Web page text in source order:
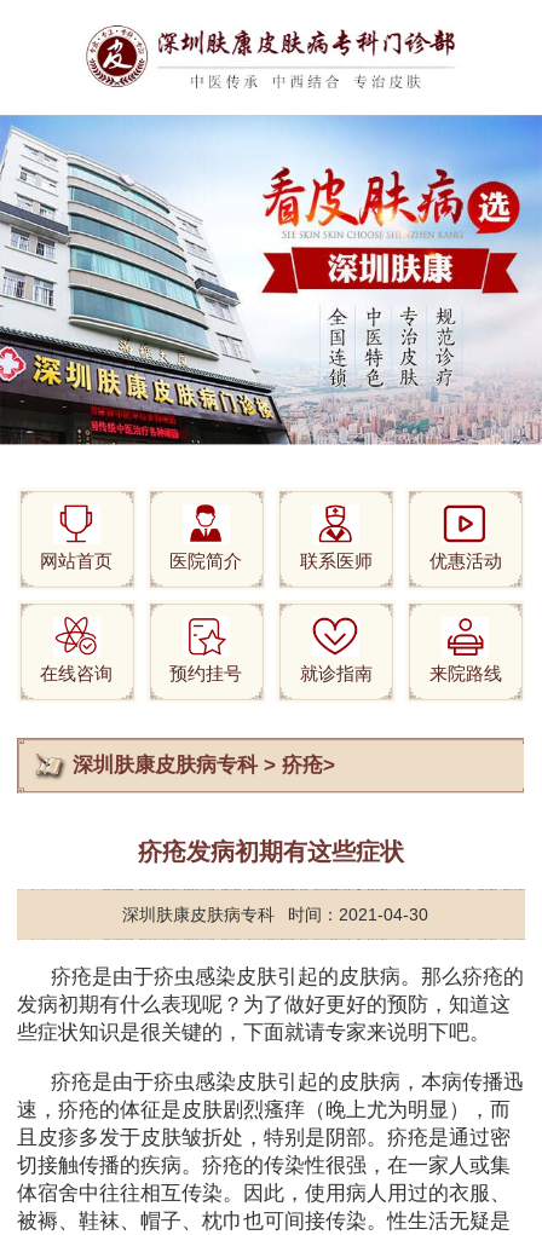
网站首页 医院简介 联系医师 优惠活动
在线咨询 预约挂号 就诊指南 来院路线
深圳肤康皮肤病专科>疥疮>
疥疮发病初期有这些症状
深圳肤康皮肤病专科 时间：2021-04-30
疥疮是由于疥虫感染皮肤引起的皮肤病。那么疥疮的
发病初期有什么表现呢？为了做好更好的预防，知道这
些症状知识是很关键的，下面就请专家来说明下吧。
疥疮是由于疥虫感染皮肤引起的皮肤病，本病传播迅
速，疥疮的体征是皮肤剧烈瘙痒（晚上尤为明显），而
且皮疹多发于皮肤皱折处，特别是阴部。疥疮是通过密
切接触传播的疾病。疥疮的传染性很强，在一家人或集
体宿舍中往往相互传染。因此，使用病人用过的衣服、
被褥、鞋袜、帽子、枕巾也可间接传染。性生活无疑是